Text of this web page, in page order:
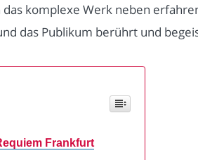
komplexe Werk neben
das Publikum berührt und
Frankfurt